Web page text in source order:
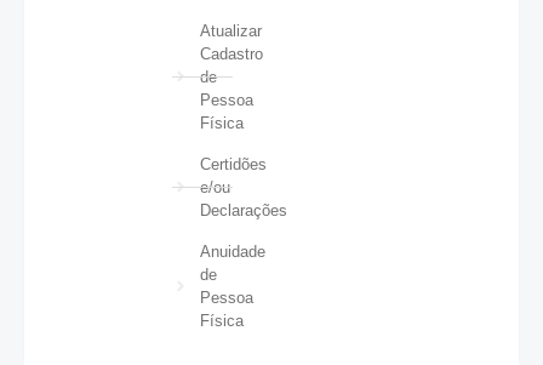
Atualizar
Cadastro
de
Pessoa
Física
Certidões
e/ou
Declarações
Anuidade
de
Pessoa
Física